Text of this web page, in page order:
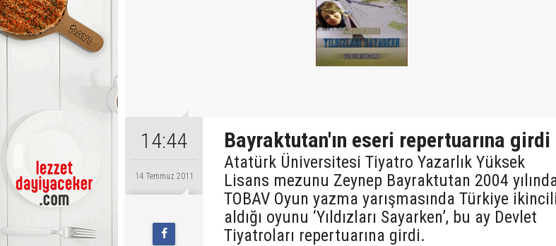
14:44
14 Temmuz 2011
Bayraktutan'ın eseri repertuarına girdi
Atatürk Üniversitesi Tiyatro Yazarlık Yüksek
Lisans mezunu Zeynep Bayraktutan 2004
TOBAV Oyun yazma yarışmasında Türkiye
aldığı oyunu ‘Yıldızları Sayarken’, bu ay Devlet
Tiyatroları repertuarına girdi.